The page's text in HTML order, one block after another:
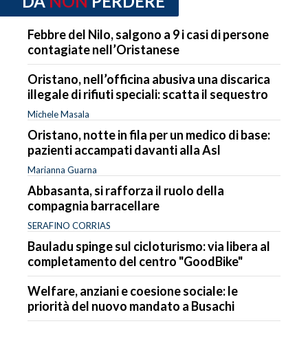
Febbre del Nilo, salgono a 9 i casi di persone
contagiate nell’Oristanese
Oristano, nell’officina abusiva una discarica
illegale di rifiuti speciali: scatta il sequestro
Michele Masala
Oristano, notte in fila per un medico di base:
pazienti accampati davanti alla Asl
Marianna Guarna
Abbasanta, si rafforza il ruolo della
compagnia barracellare
SERAFINO CORRIAS
Bauladu spinge sul cicloturismo: via libera al
completamento del centro "GoodBike"
Welfare, anziani e coesione sociale: le
priorità del nuovo mandato a Busachi